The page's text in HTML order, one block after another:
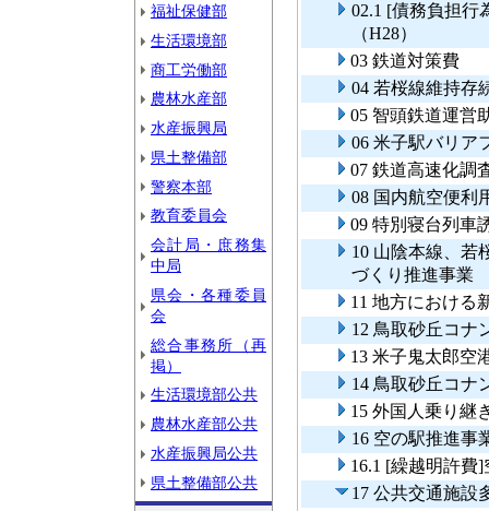
福祉保健部
生活環境部
商工労働部
農林水産部
水産振興局
県土整備部
警察本部
教育委員会
会計局・庶務集
中局
県会・各種委員
会
総合事務所（再
掲）
生活環境部公共
農林水産部公共
水産振興局公共
県土整備部公共
02.1 [債務負担行
（H28）
03 鉄道対策費
04 若桜線維持存
05 智頭鉄道運営
06 米子駅バリア
07 鉄道高速化調
08 国内航空便利
09 特別寝台列
10 山陰本線、若
づくり推進事
11 地方における
12 鳥取砂丘コナ
13 米子鬼太郎空
14 鳥取砂丘コナ
15 外国人乗り継
16 空の駅推進事
16.1 [繰越明許費
17 公共交通施設